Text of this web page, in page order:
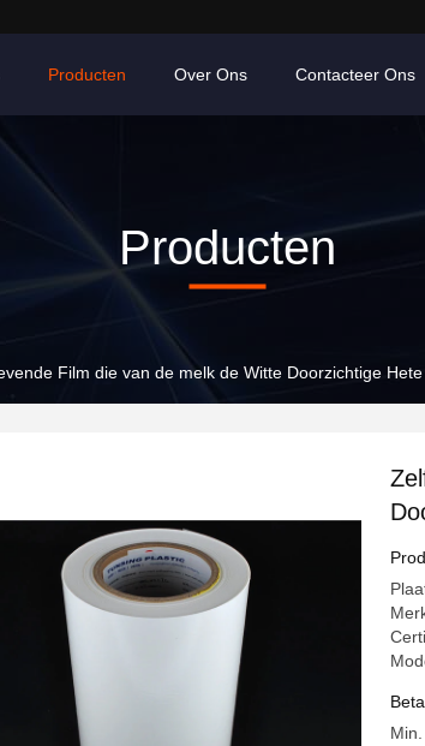
Producten Over Ons Contacteer Ons
Producten
Film die van de melk de Witte Doorzichtige